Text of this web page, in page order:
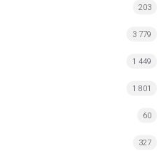
203
3 779
1 449
1 801
60
327